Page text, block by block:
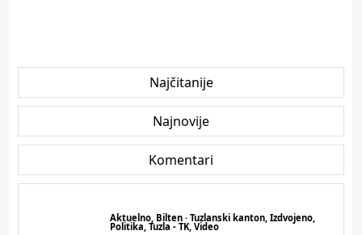
Najčitanije
Najnovije
Komentari